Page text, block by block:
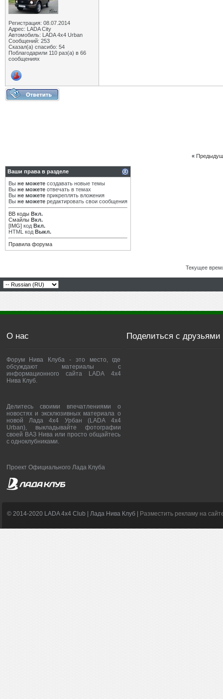
Регистрация: 08.07.2014
Адрес: LADA City
Автомобиль: LADA 4x4 Urban
Сообщений: 253
Сказал(а) спасибо: 54
Поблагодарили 110 раз(а) в 66
сообщениях
«
Ваши права в разделе
Вы не можете создавать новые темы
Вы не можете отвечать в темах
Вы не можете прикреплять вложения
Вы не можете редактировать свои сообщения
BB коды Вкл.
Смайлы Вкл.
[IMG] код Вкл.
HTML код Выкл.
Правила форума
Текущее
О нас
Форум Нива Клуба - это место, где
обсуждают материалы с
информационного сайта LADA 4x4
Нива Клуб.
Делитесь своими впечатлениями о
новостях и эксклюзивных материала о
новой Лада 4х4 Урбан (LADA 4x4
Urban), выкладывайте фотографии
своей ВАЗ Нива или просто общайтесь
с одноклубниками.
Проект Официального Лада Клуба
Поделиться с друзьями
© 2014-2020 LADA 4x4 Club | Лада Нива Клуб | Разместить рекламу на